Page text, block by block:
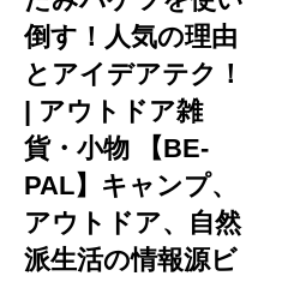
倒す！人気の理由
とアイデアテク！
| アウトドア雑
貨・小物 【BE-
PAL】キャンプ、
アウトドア、自然
派生活の情報源ビ